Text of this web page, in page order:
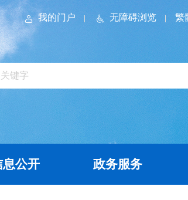
我的门户 无障碍浏览 繁
息公开 政务服务